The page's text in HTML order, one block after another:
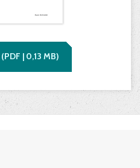
(PDF | 0,13 MB)